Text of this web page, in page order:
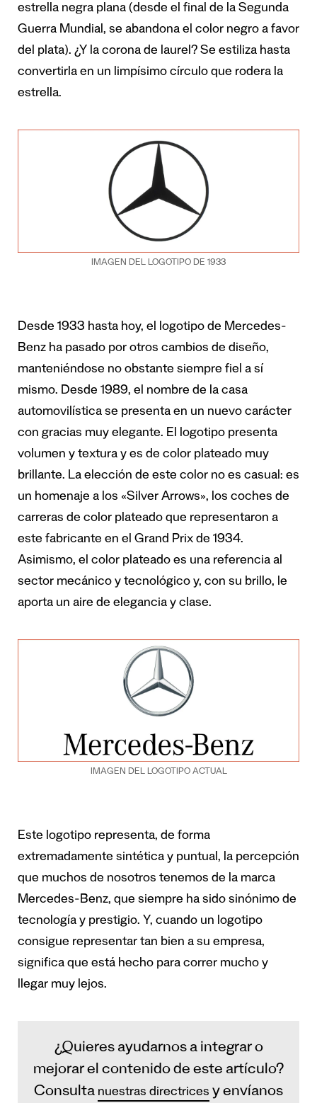
estrella negra plana (desde el final de la Segunda
Guerra Mundial, se abandona el color negro a favor
del plata). ¿Y la corona de laurel? Se estiliza hasta
convertirla en un limpísimo círculo que rodera la
estrella.
IMAGEN DEL LOGOTIPO DE 1933
Desde 1933 hasta hoy, el logotipo de Mercedes-
Benz ha pasado por otros cambios de diseño,
manteniéndose no obstante siempre fiel a sí
mismo. Desde 1989, el nombre de la casa
automovilística se presenta en un nuevo carácter
con gracias muy elegante. El logotipo presenta
volumen y textura y es de color plateado muy
brillante. La elección de este color no es casual: es
un homenaje a los «Silver Arrows», los coches de
carreras de color plateado que representaron a
este fabricante en el Grand Prix de 1934.
Asimismo, el color plateado es una referencia al
sector mecánico y tecnológico y, con su brillo, le
aporta un aire de elegancia y clase.
IMAGEN DEL LOGOTIPO ACTUAL
Este logotipo representa, de forma
extremadamente sintética y puntual, la percepción
que muchos de nosotros tenemos de la marca
Mercedes-Benz, que siempre ha sido sinónimo de
tecnología y prestigio. Y, cuando un logotipo
consigue representar tan bien a su empresa,
significa que está hecho para correr mucho y
llegar muy lejos.
¿Quieres ayudarnos a integrar o
mejorar el contenido de este artículo?
Consulta nuestras directrices y envíanos